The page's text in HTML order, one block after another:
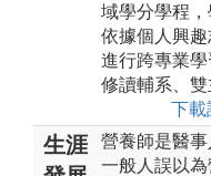
域學分學程
依據個人興趣
進行跨專業
修讀輔系、雙
下載
生涯
營養師是醫事
一般人誤以為